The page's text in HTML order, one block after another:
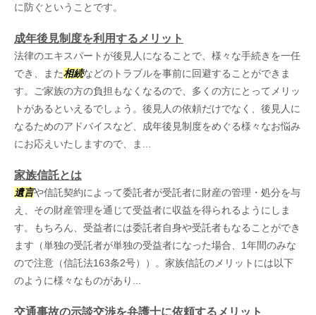
に防ぐということです。
成年後見制度を利用するメリット
法律のエキスパートが後見人になることで、様々な手続きを一任
でき、また相続などのトラブルを事前に回避することができま
す。ご家族の方の負担もなくなるので、多くの方にとってメリッ
トがあるといえるでしょう。後見人の依頼だけでなく、後見人に
なるためのアドバイスなど、成年後見制度をめぐる様々なお悩み
にお応えいたしますので、ま...
家族信託とは
遺言や信託契約によって委託者が受託者に財産の管理・処分を与
え、その財産管理を通じて受益者に収益を得られるようにしま
す。もちろん、受益者には委託者自身や受託者もなることができ
ます（単独の受託者が単独の受益者になった場合、1年間のみな
ので注意（信託法163条2号））。家族信託のメリットには以下
のように様々なものがあり...
交通事故の示談交渉を弁護士に依頼するメリット